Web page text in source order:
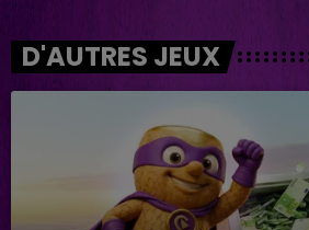
D'AUTRES JEUX